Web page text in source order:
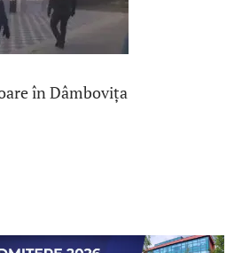
în Dâmbovița